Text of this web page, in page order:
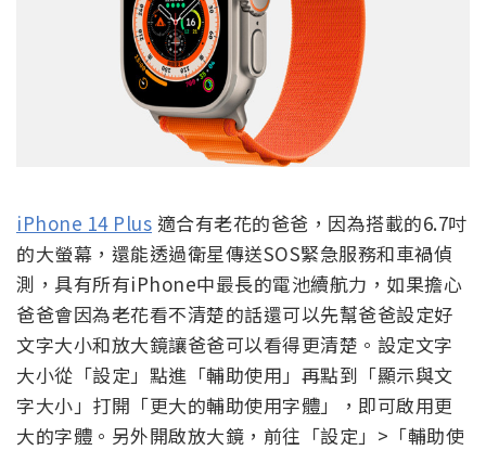
iPhone 14 Plus 適合有老花的爸爸，因為搭載的6.7吋
的大螢幕，還能透過衛星傳送SOS緊急服務和車禍偵
測，具有所有iPhone中最長的電池續航力，如果擔心
爸爸會因為老花看不清楚的話還可以先幫爸爸設定好
文字大小和放大鏡讓爸爸可以看得更清楚。設定文字
大小從「設定」點進「輔助使用」再點到「顯示與文
字大小」打開「更大的輔助使用字體」，即可啟用更
大的字體。另外開啟放大鏡，前往「設定」 > 「輔助使